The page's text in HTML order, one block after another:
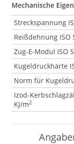
Mechanische
Streckspannung
Reißdehnung ISO
Zug-E-Modul ISO
Kugeldruckhärte
Norm für
Izod-
KJ/m2